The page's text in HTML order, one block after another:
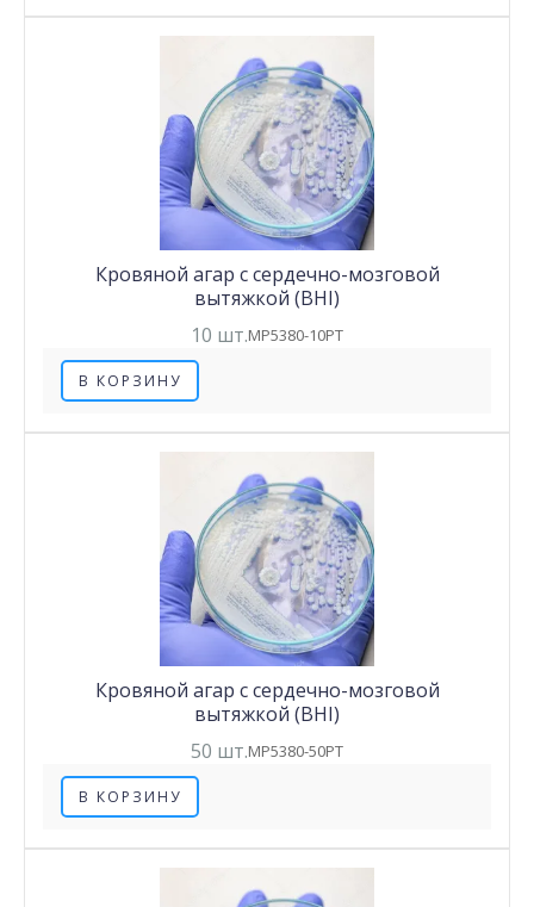
Кровяной агар с сердечно-мозговой
вытяжкой (BHI)
10 шт.MP5380-10PT
В КОРЗИНУ
Кровяной агар с сердечно-мозговой
вытяжкой (BHI)
50 шт.MP5380-50PT
В КОРЗИНУ